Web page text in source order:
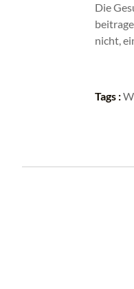
Die
nicht,
Tags :